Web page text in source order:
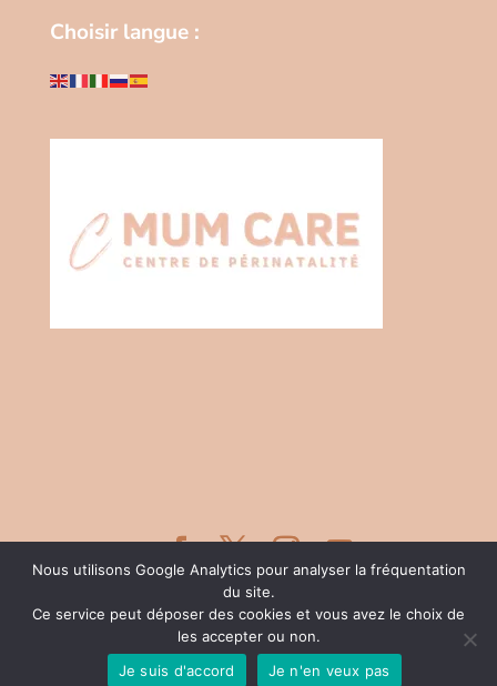
Choisir langue :
Mentions légales|Politique des données
|Choix des cookies
Crédit photo : @enviedeshoot /
@celine.ibclc.06.nice
Nous utilisons Google Analytics pour analyser la fréquentation
du site.
Ce service peut déposer des cookies et vous avez le choix de
les accepter ou non.
Je suis d'accord
Je n'en veux pas